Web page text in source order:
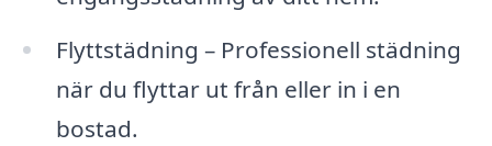
Flyttstädning – Professionell städning
när du flyttar ut från eller in i en
bostad.